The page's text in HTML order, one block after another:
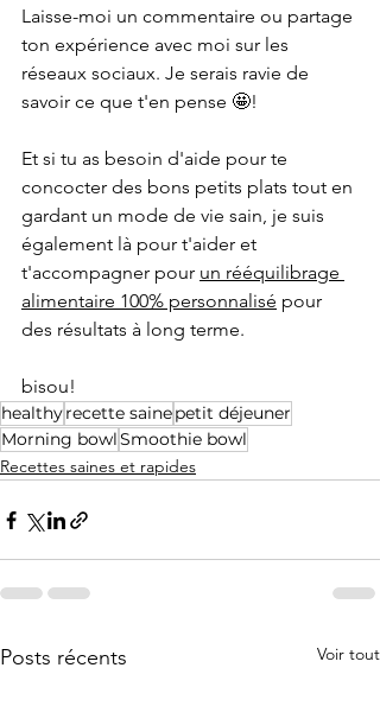
Laisse-moi un commentaire ou partage
ton expérience avec moi sur les
réseaux sociaux. Je serais ravie de
savoir ce que t'en pense 🤩!
Et si tu as besoin d'aide pour te
concocter des bons petits plats tout en
gardant un mode de vie sain, je suis
également là pour t'aider et
t'accompagner pour un rééquilibrage
alimentaire 100% personnalisé pour
des résultats à long terme.
bisou!
healthyrecette sainepetit déjeuner
Morning bowlSmoothie bowl
Recettes saines et rapides
Posts récents Voir tout